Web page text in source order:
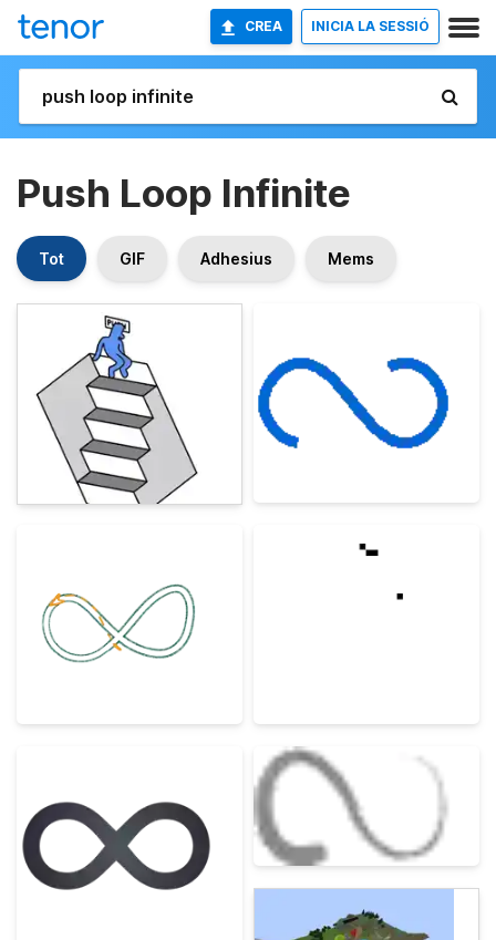
CREA INICIA LA SESSIÓ
Push Loop Infinite
Tot GIF Adhesius Mems